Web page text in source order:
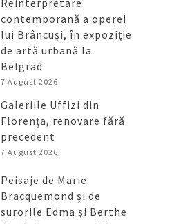
Reinterpretare
contemporană a operei
lui Brâncuși, în expoziție
de artă urbană la
Belgrad
7 August 2026
Galeriile Uffizi din
Florența, renovare fără
precedent
7 August 2026
Peisaje de Marie
Bracquemond și de
surorile Edma și Berthe